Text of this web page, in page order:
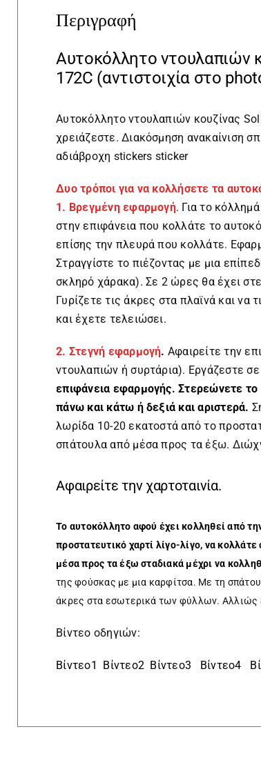
Περιγραφή
Αυτοκόλλητο ντουλαπιών
172C (αντιστοιχία στο
Αυτοκόλλητο ντουλαπιών κουζίνας
χρειάζεστε. Διακόσμηση ανακαίνιση
αδιάβροχη stickers sticker
Δυο τρόποι για να κολλήσετε τα
1. Βρεγμένη εφαρμογή. Για το
στην επιφάνεια που κολλάτε το
επίσης την πλευρά που κολλάτε.
Στραγγίστε το πιέζοντας με μια
σκληρό χάρακα). Σε 2 ώρες θα έχει
Γυρίζετε τις άκρες στα πλαϊνά και
και έχετε τελειώσει.
2. Στεγνή εφαρμογή. Αφαιρείτε την
ντουλαπιών ή συρτάρια). Εργάζεστε
επιφάνεια εφαρμογής. Στερεώνετε το
πάνω και κάτω ή δεξιά και αριστερά.
λωρίδα 10-20 εκατοστά από το
σπάτουλα από μέσα προς τα έξω.
Αφαιρείτε την χαρτοταινία.
Το αυτοκόλλητο αφού έχει κολληθεί από
προστατευτικό χαρτί λίγο-λίγο, να
μέσα προς τα έξω σταδιακά μέχρι να
της φούσκας με μια καρφίτσα. Με τη
άκρες στα εσωτερικά των φύλλων. Αλλιώς
Βίντεο οδηγιών:
Βίντεο1 Βίντεο2 Βίντεο3 Βίντεο4